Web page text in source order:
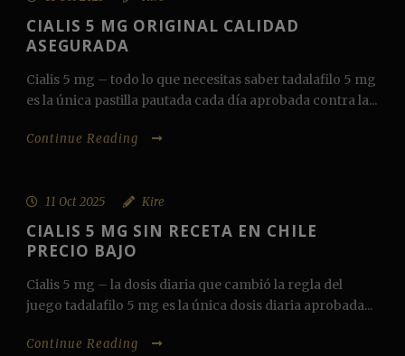
CIALIS 5 MG ORIGINAL CALIDAD
ASEGURADA
Cialis 5 mg – todo lo que necesitas saber tadalafilo 5 mg
es la única pastilla pautada cada día aprobada contra la...
Continue Reading
11 Oct 2025 Kire
CIALIS 5 MG SIN RECETA EN CHILE
PRECIO BAJO
Cialis 5 mg – la dosis diaria que cambió la regla del
juego tadalafilo 5 mg es la única dosis diaria aprobada...
Continue Reading